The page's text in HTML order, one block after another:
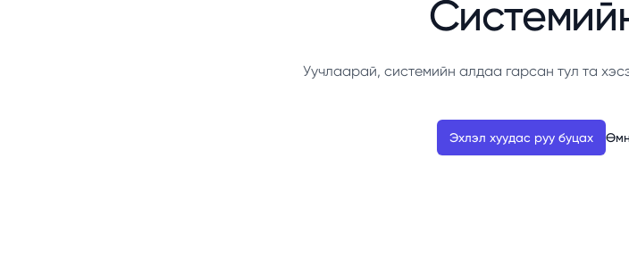
Уучлаарай, системийн алдаа гарсан тул та
Эхлэл хуудас руу буцах